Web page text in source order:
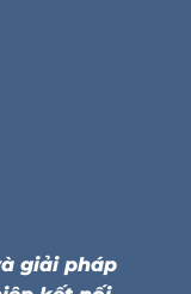
giải pháp